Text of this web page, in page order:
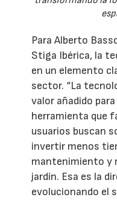
Para Alberto
Stiga Ibérica, la
en un elemento
sector. “La
valor añadido
herramienta que
usuarios buscan
invertir menos
mantenimiento y
jardín. Esa es la
evolucionando el